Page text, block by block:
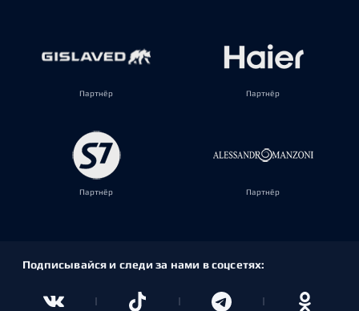
Партнёр Партнёр
Партнёр Партнёр
Подписывайся и следи за нами в соцсетях: